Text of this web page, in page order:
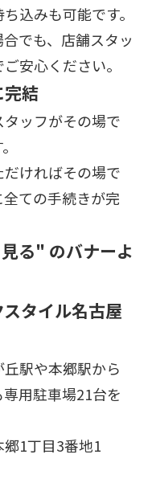
込みも可能です。
でも、店舗スタッ
安心ください。
完結
ッフがその場で
ければその場で
ての手続きが完
る" のバナーよ
タイル名古屋
駅や本郷駅から
用駐車場21台を
1丁目3番地1